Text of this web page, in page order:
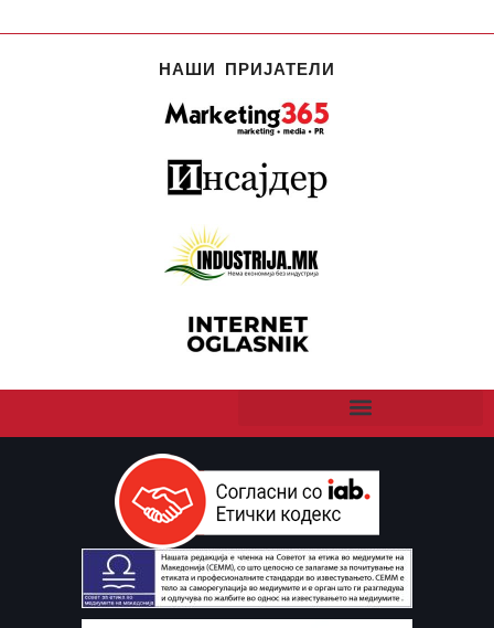
НАШИ ПРИЈАТЕЛИ